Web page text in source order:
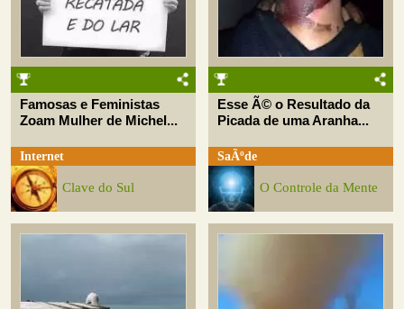
Famosas e Feministas
Zoam Mulher de Michel...
Internet
Clave do Sul
Esse Ã© o Resultado da
Picada de uma Aranha...
SaÃºde
O Controle da Mente